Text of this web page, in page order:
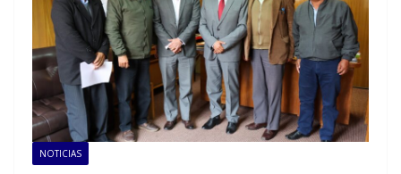
NOTICIAS